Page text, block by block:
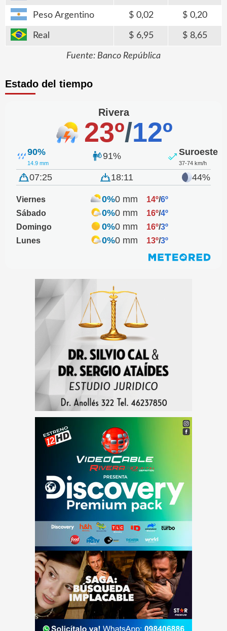
Peso Argentino 0,02 0,20
Real 6,95 8,65
Fuente: Banco República
Estado del tiempo
Rivera
23º/12º
90%
14.9 mm
91% Suroeste
37-74 km/h
07:25 18:11 44%
Viernes 0%0 mm 14º/6º
Sábado
0%0 mm 16º/4º
Domingo
0%0 mm 16º/3º
Lunes
0%0 mm 13º/3º